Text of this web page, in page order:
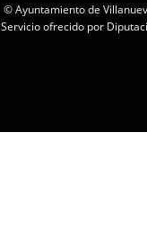
© Ayuntamiento de
Servicio ofrecido por